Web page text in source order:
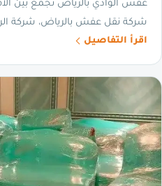
عفش الوادي بالرياض تجمع بين
شركة نقل عفش بالرياض، شركة
اقرأ التفاصيل